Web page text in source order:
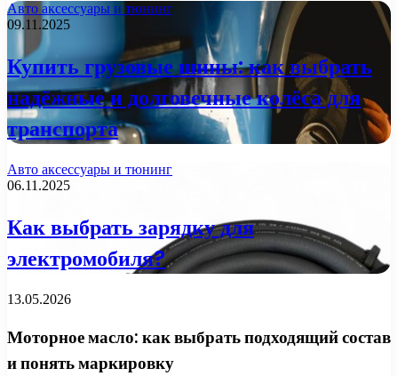
Авто аксессуары и тюнинг
09.11.2025
Купить грузовые шины: как выбрать
надёжные и долговечные колёса для
транспорта
Авто аксессуары и тюнинг
06.11.2025
Как выбрать зарядку для
электромобиля?
13.05.2026
Моторное масло: как выбрать подходящий состав
и понять маркировку